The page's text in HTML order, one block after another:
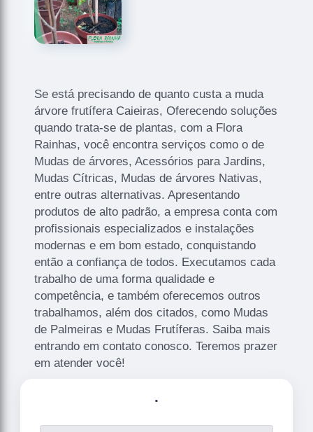
Se está precisando de quanto custa a muda
árvore frutífera Caieiras, Oferecendo soluções
quando trata-se de plantas, com a Flora
Rainhas, você encontra serviços como o de
Mudas de árvores, Acessórios para Jardins,
Mudas Cítricas, Mudas de árvores Nativas,
entre outras alternativas. Apresentando
produtos de alto padrão, a empresa conta com
profissionais especializados e instalações
modernas e em bom estado, conquistando
então a confiança de todos. Executamos cada
trabalho de uma forma qualidade e
competência, e também oferecemos outros
trabalhamos, além dos citados, como Mudas
de Palmeiras e Mudas Frutíferas. Saiba mais
entrando em contato conosco. Teremos prazer
em atender você!
.